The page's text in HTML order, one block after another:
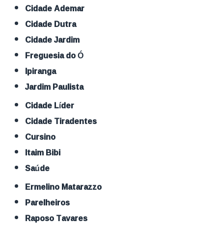
Cidade Ademar
Cidade Dutra
Cidade Jardim
Freguesia do Ó
Ipiranga
Jardim Paulista
Cidade Líder
Cidade Tiradentes
Cursino
Itaim Bibi
Saúde
Ermelino Matarazzo
Parelheiros
Raposo Tavares